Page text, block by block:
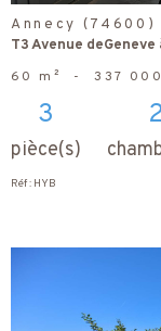
Annecy (74600)
T3 Avenue
60 m² - 337
3
pièce(s)
2
Réf : HYB